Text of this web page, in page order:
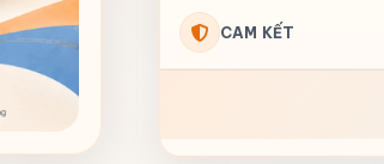
CAM KẾT